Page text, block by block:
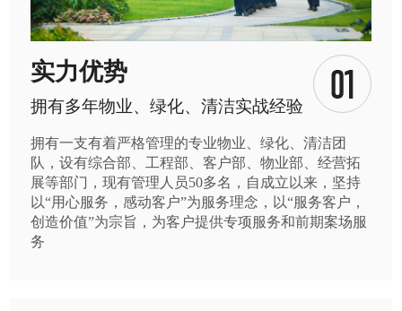
实力优势
拥有多年物业、绿化、清洁实战经验
拥有一支有着严格管理的专业物业、绿化、清洁团
队，设有综合部、工程部、客户部、物业部、经营拓
展等部门，现有管理人员50多名，自成立以来，坚持
以“用心服务，感动客户”为服务理念，以“服务客户，
创造价值”为宗旨，为客户提供专项服务和前期案场服
务